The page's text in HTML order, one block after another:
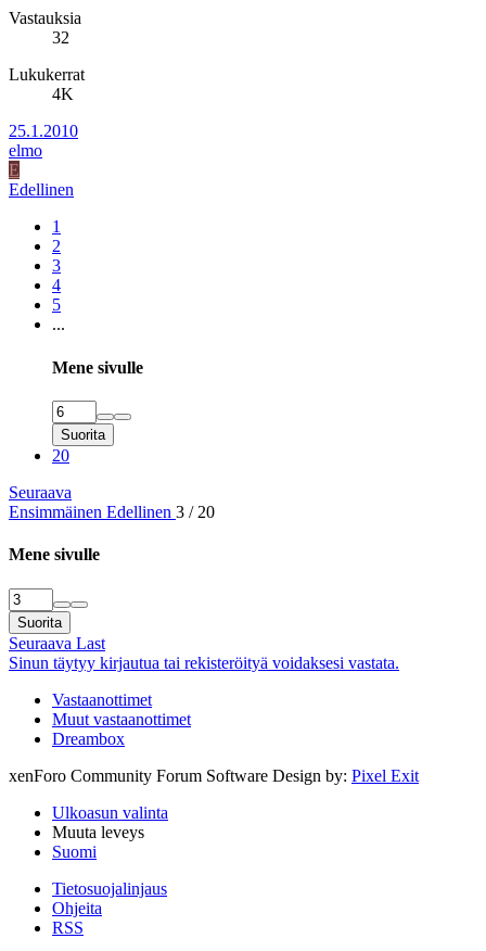
Vastauksia
32
Lukukerrat
4K
25.1.2010
elmo
E
Edellinen
1
2
3
4
5
...
Mene sivulle
Suorita
20
Seuraava
Ensimmäinen Edellinen 3 / 20
Mene sivulle
Suorita
Seuraava Last
Sinun täytyy kirjautua tai rekisteröityä voidaksesi vastata.
Vastaanottimet
Muut vastaanottimet
Dreambox
xenForo Community Forum Software Design by: Pixel Exit
Ulkoasun valinta
Muuta leveys
Suomi
Tietosuojalinjaus
Ohjeita
RSS